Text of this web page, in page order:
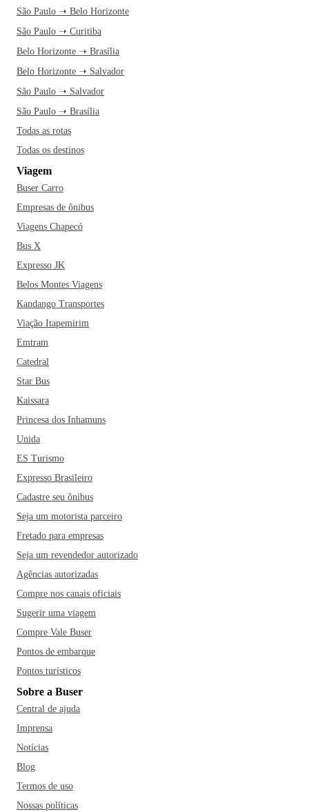
São Paulo ➝ Belo Horizonte
São Paulo ➝ Curitiba
Belo Horizonte ➝ Brasília
Belo Horizonte ➝ Salvador
São Paulo ➝ Salvador
São Paulo ➝ Brasília
Todas as rotas
Todas os destinos
Viagem
Buser Carro
Empresas de ônibus
Viagens Chapecó
Bus X
Expresso JK
Belos Montes Viagens
Kandango Transportes
Viação Itapemirim
Emtram
Catedral
Star Bus
Kaissara
Princesa dos Inhamuns
Unida
ES Turismo
Expresso Brasileiro
Cadastre seu ônibus
Seja um motorista parceiro
Fretado para empresas
Seja um revendedor autorizado
Agências autorizadas
Compre nos canais oficiais
Sugerir uma viagem
Compre Vale Buser
Pontos de embarque
Pontos turísticos
Sobre a Buser
Central de ajuda
Imprensa
Notícias
Blog
Termos de uso
Nossas políticas